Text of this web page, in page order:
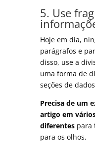
5. Use
Hoje em dia,
parágrafos e
disso, use a
uma forma de
seções de
Precisa de um
artigo em
diferentespara
para os olhos.